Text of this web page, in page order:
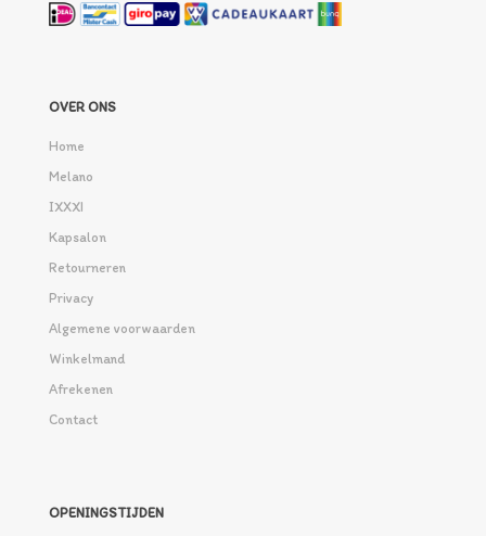
OVER ONS
Home
Melano
IXXXI
Kapsalon
Retourneren
Privacy
Algemene voorwaarden
Winkelmand
Afrekenen
Contact
OPENINGSTIJDEN